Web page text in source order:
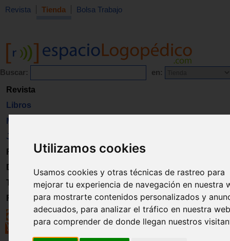
Utilizamos cookies
Usamos cookies y otras técnicas de rastreo para
mejorar tu experiencia de navegación en nuestra
para mostrarte contenidos personalizados y
adecuados, para analizar el tráfico en nuestra
para comprender de donde llegan nuestros
Revista Tienda Bolsa Trabajo
Buscar: en:
Revista
Libros
Material
Juguetes
Formación
Directorio
Trabajo
Registro